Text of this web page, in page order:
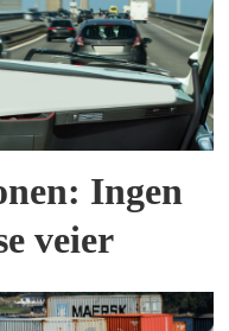
Ingen
veier